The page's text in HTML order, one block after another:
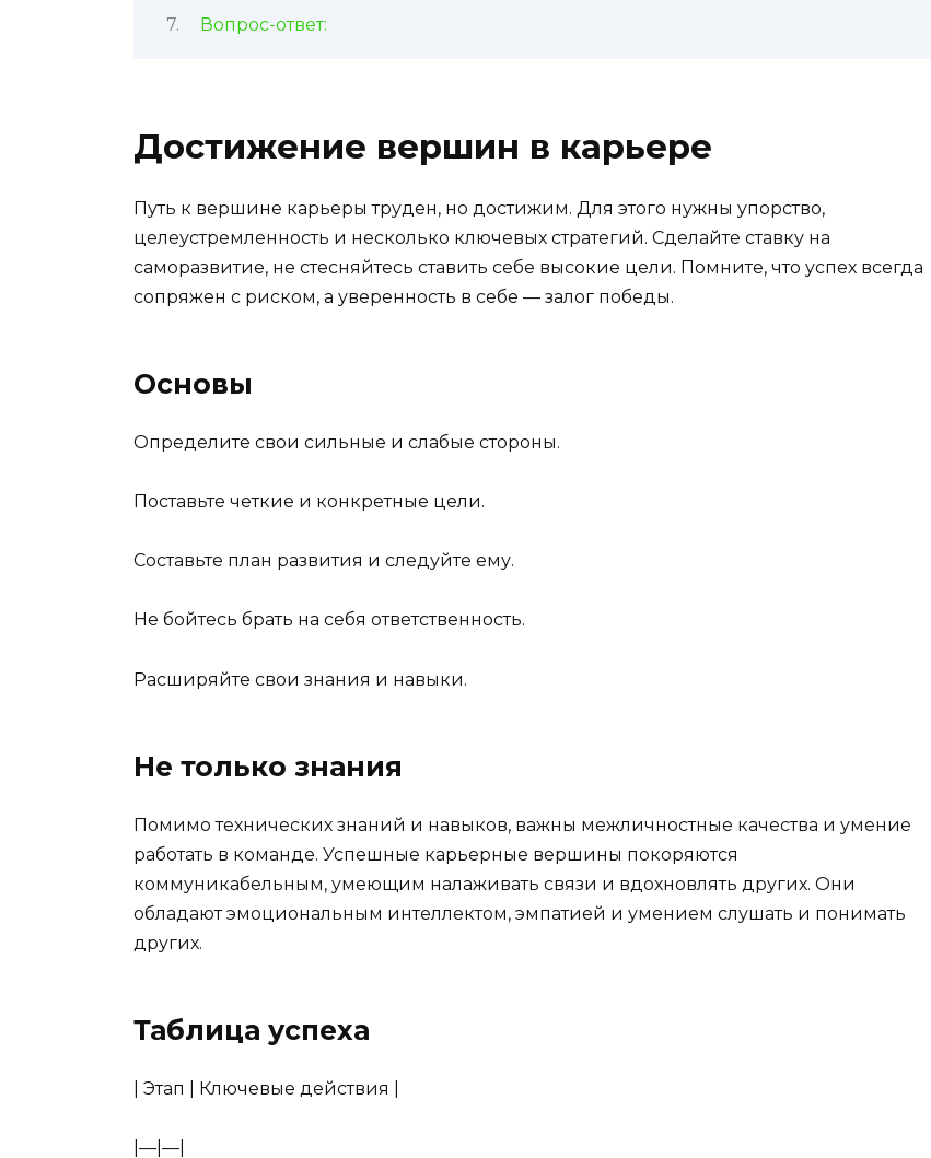
Вопрос-ответ:
Достижение вершин в карьере
Путь к вершине карьеры труден, но достижим. Для этого нужны упорство,
целеустремленность и несколько ключевых стратегий. Сделайте ставку на
саморазвитие, не стесняйтесь ставить себе высокие цели. Помните, что успех всегда
сопряжен с риском, а уверенность в себе — залог победы.
Основы
Определите свои сильные и слабые стороны.
Поставьте четкие и конкретные цели.
Составьте план развития и следуйте ему.
Не бойтесь брать на себя ответственность.
Расширяйте свои знания и навыки.
Не только знания
Помимо технических знаний и навыков, важны межличностные качества и умение
работать в команде. Успешные карьерные вершины покоряются
коммуникабельным, умеющим налаживать связи и вдохновлять других. Они
обладают эмоциональным интеллектом, эмпатией и умением слушать и понимать
других.
Таблица успеха
| Этап | Ключевые действия |
|—|—|